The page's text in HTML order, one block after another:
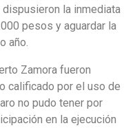
la inmediata
pesos y aguardar la
año.
Zamora fueron
calificado por el uso de
no pudo tener por
en la ejecución